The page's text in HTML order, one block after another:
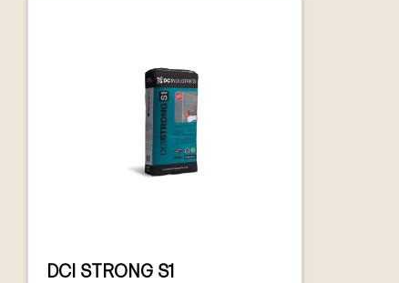
DCI STRONG S1